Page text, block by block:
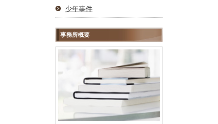
少年事件
事務所概要